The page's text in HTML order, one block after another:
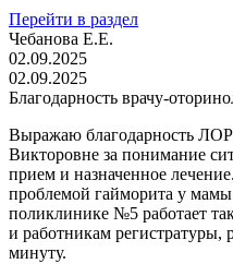
Перейти в раздел
Чебанова Е.Е.
02.09.2025
02.09.2025
Благодарность врачу-
Выражаю благодарность
Викторовне за понимание
прием и назначенное
проблемой гайморита у
поликлинике №5 работает
и работникам регистратуры,
минуту.